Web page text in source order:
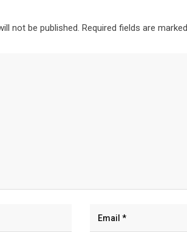
not be published. Required fields are marked